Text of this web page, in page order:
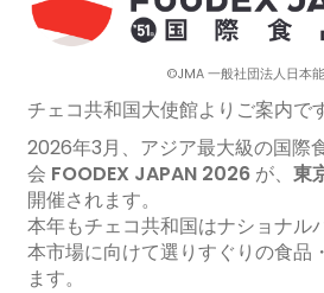
©JMA 一般社団法人日本
チェコ共和国大使館よりご案内です
2026年3月、アジア最大級の国際
会 FOODEX JAPAN 2026 が、 東
開催されます。
本年もチェコ共和国はナショナル
本市場に向けて選りすぐりの食品
ます。